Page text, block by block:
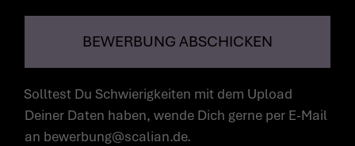
BEWERBUNG ABSCHICKEN
Solltest Du Schwierigkeiten mit dem Upload
Deiner Daten haben, wende Dich gerne per E-Mail
an bewerbung@scalian.de.